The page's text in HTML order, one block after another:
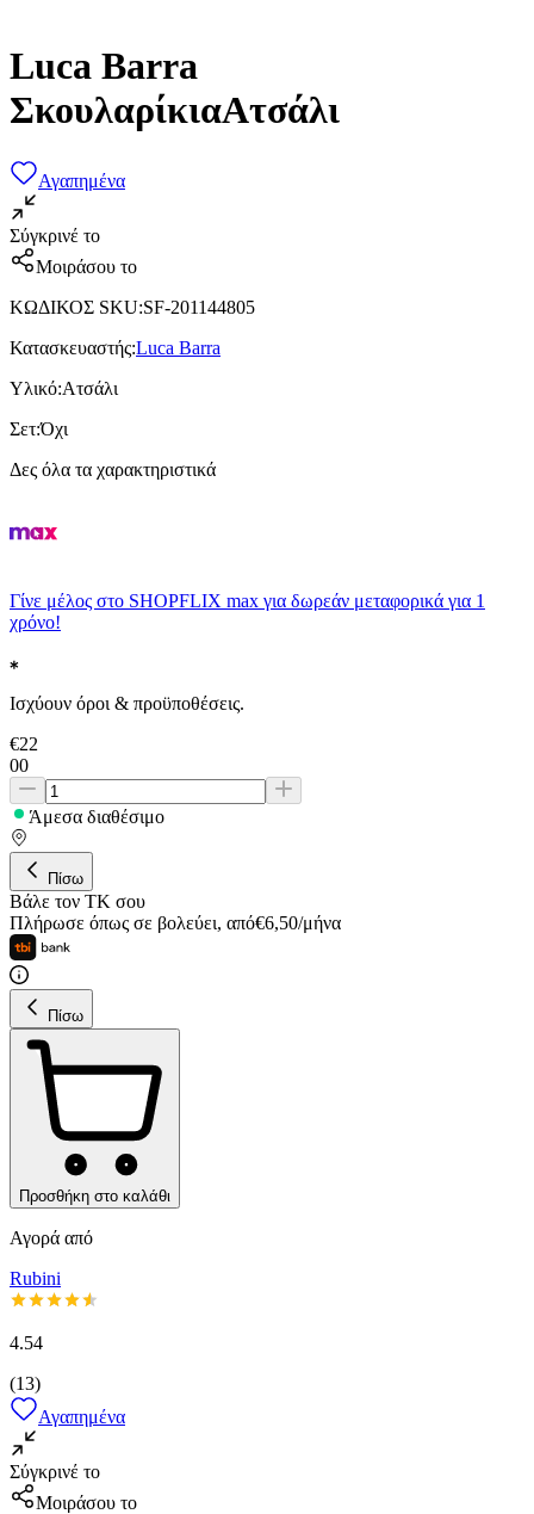
Luca Barra
ΣκουλαρίκιαΑτσάλι
Αγαπημένα
Σύγκρινέ το
Μοιράσου το
ΚΩΔΙΚΟΣ SKU:SF-201144805
Κατασκευαστής:Luca Barra
Υλικό:Ατσάλι
Σετ:Όχι
Δες όλα τα χαρακτηριστικά
Γίνε μέλος στο SHOPFLIX max για δωρεάν μεταφορικά για 1
χρόνο!
Ισχύουν όροι & προϋποθέσεις.
€22
00
Άμεσα διαθέσιμο
Πίσω
Βάλε τον ΤΚ σου
Πλήρωσε όπως σε βολεύει, από€6,50/μήνα
Πίσω
Προσθήκη στο καλάθι
Αγορά από
Rubini
4.54
(13)
Αγαπημένα
Σύγκρινέ το
Μοιράσου το